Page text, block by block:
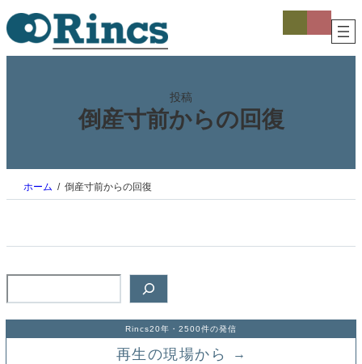
内
容
を
ス
コ
コ
投稿
倒産寸前からの回復
ホーム 倒産寸前からの回復
Rincs20年・2500件の発信
再生の現場から →